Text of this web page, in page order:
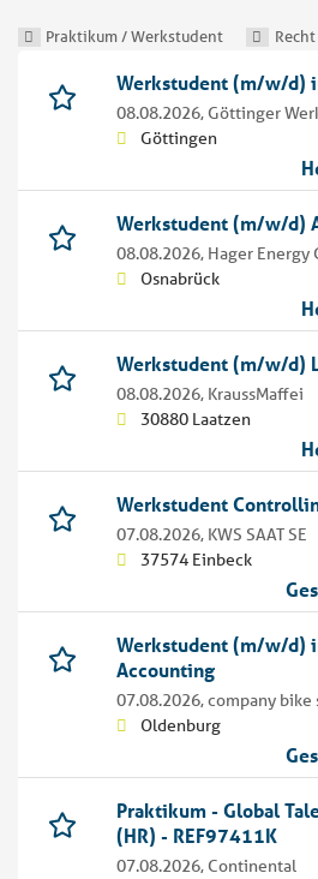
Praktikum / Werkstudent
Werkstudent (m/w/d)
08.08.2026, Göttinger
Göttingen
Werkstudent (m/w/d)
08.08.2026, Hager Energy
Osnabrück
Werkstudent (m/w/d)
08.08.2026, KraussMaffei
30880 Laatzen
Werkstudent
07.08.2026, KWS SAAT SE
37574 Einbeck
Werkstudent (m/w/d)
Accounting
07.08.2026,company bike
Oldenburg
Praktikum - Global
(HR) - REF97411K
07.08.2026, Continental